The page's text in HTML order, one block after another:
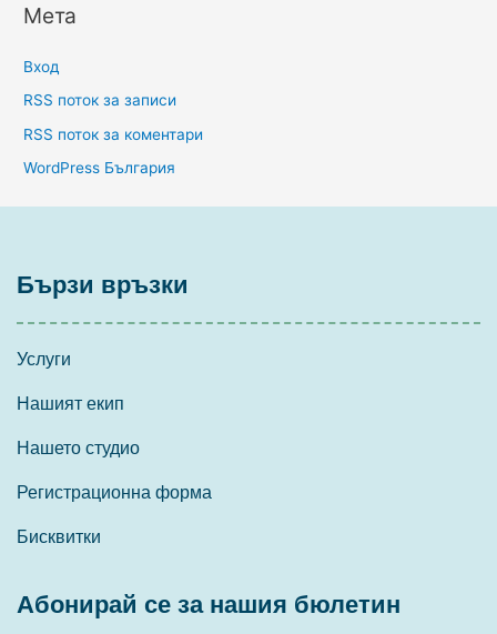
Мета
Вход
RSS поток за записи
RSS поток за коментари
WordPress България
Бързи връзки
Услуги
Нашият екип
Нашето студио
Регистрационна форма
Бисквитки
Абонирай се за нашия бюлетин